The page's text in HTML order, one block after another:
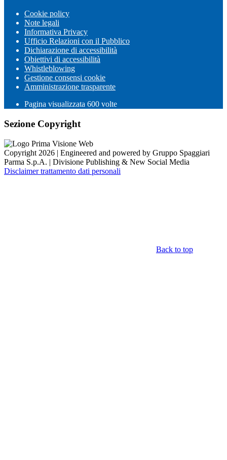
Cookie policy
Note legali
Informativa Privacy
Ufficio Relazioni con il Pubblico
Dichiarazione di accessibilità
Obiettivi di accessibilità
Whistleblowing
Gestione consensi cookie
Amministrazione trasparente
Pagina visualizzata 600 volte
Sezione Copyright
Copyright 2026 | Engineered and powered by Gruppo Spaggiari
Parma S.p.A. | Divisione Publishing & New Social Media
Disclaimer trattamento dati personali
Back to top